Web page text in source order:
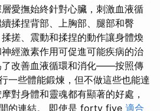
愛撫始終針對心臟，刺激血液循
揉捏背部、上胸部、腿部和臀
搓、震動和揉捏的動作讓身體煥
經激素作用可促進可能疾病的治
了改善血液循環和消化——按照傳
一些體能鍛煉，但不做這些也能達
對身體和靈魂都有顯著的好處，
的連結。 即使是 forty five 適合